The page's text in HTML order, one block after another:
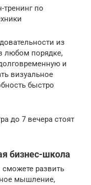
по
из
любом порядке,
и
визуальное
быстро
до 7 вечера стоят
бизнес-школа
развить
мышление,